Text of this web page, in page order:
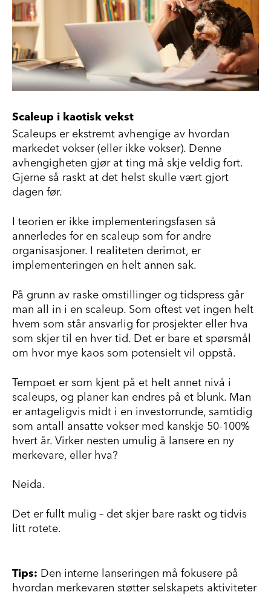
Scaleup i kaotisk vekst
Scaleups er ekstremt avhengige av hvordan
markedet vokser (eller ikke vokser). Denne
avhengigheten gjør at ting må skje veldig fort.
Gjerne så raskt at det helst skulle vært gjort
dagen før.
I teorien er ikke implementeringsfasen så
annerledes for en scaleup som for andre
organisasjoner. I realiteten derimot, er
implementeringen en helt annen sak.
På grunn av raske omstillinger og tidspress går
man all in i en scaleup. Som oftest vet ingen helt
hvem som står ansvarlig for prosjekter eller hva
som skjer til en hver tid. Det er bare et spørsmål
om hvor mye kaos som potensielt vil oppstå.
Tempoet er som kjent på et helt annet nivå i
scaleups, og planer kan endres på et blunk. Man
er antageligvis midt i en investorrunde, samtidig
som antall ansatte vokser med kanskje 50-100%
hvert år. Virker nesten umulig å lansere en ny
merkevare, eller hva?
Neida.
Det er fullt mulig – det skjer bare raskt og tidvis
litt rotete.
Tips: Den interne lanseringen må fokusere på
hvordan merkevaren støtter selskapets aktiviteter